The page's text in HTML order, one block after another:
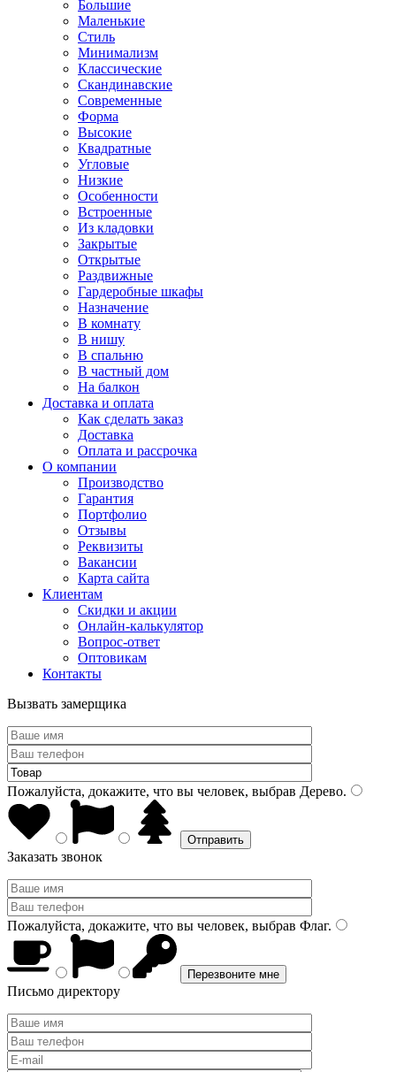
Большие
Маленькие
Стиль
Минимализм
Классические
Скандинавские
Современные
Форма
Высокие
Квадратные
Угловые
Низкие
Особенности
Встроенные
Из кладовки
Закрытые
Открытые
Раздвижные
Гардеробные шкафы
Назначение
В комнату
В нишу
В спальню
В частный дом
На балкон
Доставка и оплата
Как сделать заказ
Доставка
Оплата и рассрочка
О компании
Производство
Гарантия
Портфолио
Отзывы
Реквизиты
Вакансии
Карта сайта
Клиентам
Скидки и акции
Онлайн-калькулятор
Вопрос-ответ
Оптовикам
Контакты
Вызвать замерщика
Пожалуйста, докажите, что вы человек, выбрав Дерево.
Заказать звонок
Пожалуйста, докажите, что вы человек, выбрав Флаг.
Письмо директору